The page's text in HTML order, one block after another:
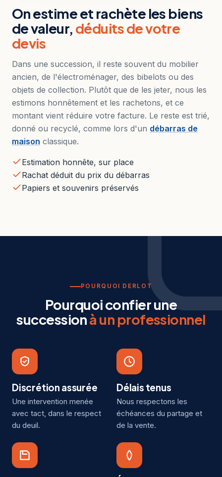
On estime et rachète les biens
de valeur, déduits de votre
devis
Dans une succession, il reste souvent du mobilier
ancien, de l'électroménager, des bibelots ou des
objets de collection. Plutôt que de les jeter, nous les
estimons honnêtement et les rachetons, et ce
montant vient réduire votre facture. Le reste est trié,
donné ou recyclé, comme lors d'un débarras de
maison classique.
Estimation honnête, sur place
Rachat déduit du prix du débarras
Papiers et souvenirs préservés
POURQUOI DERLOT
Pourquoi confier une
successionà un professionnel
Discrétion assurée
Une intervention menée
avec tact, dans le respect
du deuil.
Délais tenus
Nous respectons les
échéances du partage et
de la vente.